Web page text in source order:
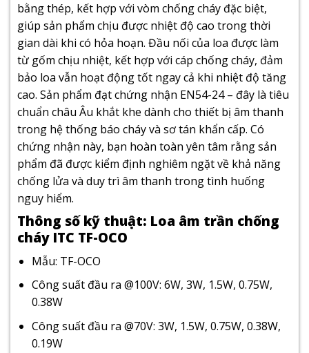
bằng thép, kết hợp với vòm chống cháy đặc biệt,
giúp sản phẩm chịu được nhiệt độ cao trong thời
gian dài khi có hỏa hoạn. Đầu nối của loa được làm
từ gốm chịu nhiệt, kết hợp với cáp chống cháy, đảm
bảo loa vẫn hoạt động tốt ngay cả khi nhiệt độ tăng
cao. Sản phẩm đạt chứng nhận EN54-24 – đây là tiêu
chuẩn châu Âu khắt khe dành cho thiết bị âm thanh
trong hệ thống báo cháy và sơ tán khẩn cấp. Có
chứng nhận này, bạn hoàn toàn yên tâm rằng sản
phẩm đã được kiểm định nghiêm ngặt về khả năng
chống lửa và duy trì âm thanh trong tình huống
nguy hiểm.
Thông số kỹ thuật: Loa âm trần chống
cháy ITC TF-OCO
Mẫu: TF-OCO
Công suất đầu ra @100V: 6W, 3W, 1.5W, 0.75W,
0.38W
Công suất đầu ra @70V: 3W, 1.5W, 0.75W, 0.38W,
0.19W